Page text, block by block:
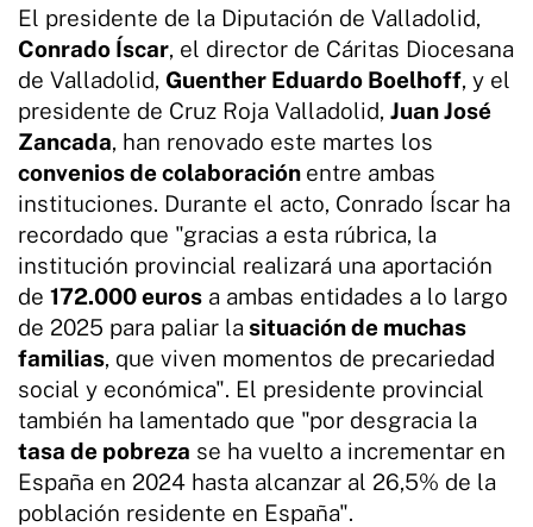
El presidente de la Diputación de Valladolid,
Conrado Íscar, el director de Cáritas Diocesana
de Valladolid, Guenther Eduardo Boelhoff, y el
presidente de Cruz Roja Valladolid, Juan José
Zancada, han renovado este martes los
convenios de colaboración entre ambas
instituciones. Durante el acto, Conrado Íscar ha
recordado que "gracias a esta rúbrica, la
institución provincial realizará una aportación
de 172.000 euros a ambas entidades a lo largo
de 2025 para paliar la situación de muchas
familias, que viven momentos de precariedad
social y económica". El presidente provincial
también ha lamentado que "por desgracia la
tasa de pobreza se ha vuelto a incrementar en
España en 2024 hasta alcanzar al 26,5% de la
población residente en España".